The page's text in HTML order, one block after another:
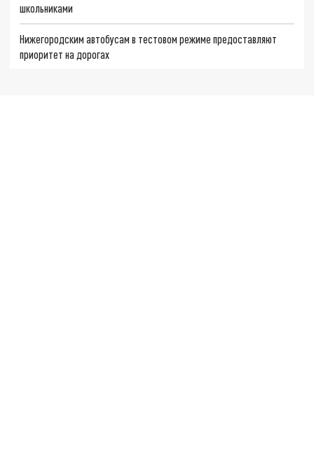
школьниками
Нижегородским автобусам в тестовом режиме предоставляют
приоритет на дорогах